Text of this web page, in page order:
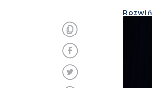
Rozwiń